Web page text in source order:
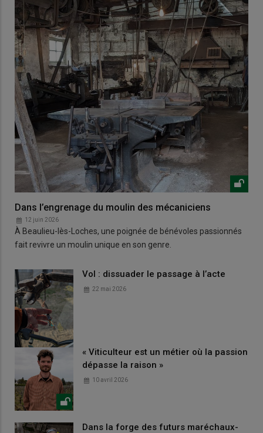
Dans l’engrenage du moulin des mécaniciens
12 juin 2026
À Beaulieu-lès-Loches, une poignée de bénévoles passionnés
fait revivre un moulin unique en son genre.
Vol : dissuader le passage à l’acte
22 mai 2026
« Viticulteur est un métier où la passion
dépasse la raison »
10 avril 2026
Dans la forge des futurs maréchaux-